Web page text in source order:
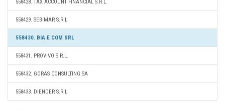
558428. TAX ACCOUNT FINANCIAL S.R.L.
558429. SEBIMAR S.R.L.
558430. BIA E COM SRL
558431. PROVIVO S.R.L.
558432. GORAS CONSULTING SA
558433. DIENDER S.R.L.